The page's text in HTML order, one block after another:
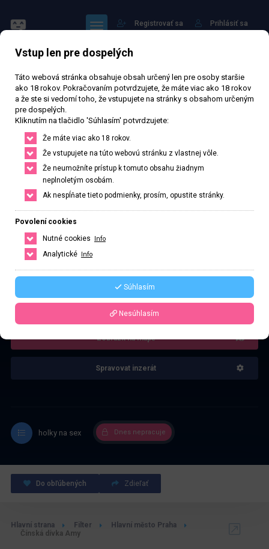
Prihlásiť sa
Registrovať sa
Čínská dívka Amy
75 666 zhlédnutí Ověřený inzerát Aktivní 42 dní
32 rokov 163cm 50kg Veľkosť C
Seifertova, 1042/14, Praha, Hlavní město Praha, Česká republika
+420 702887381
Řekněte že voláte z webu www.privatzone.com
Zobrazit na mapě
Spravovat inzerát
holky na sex Dnes nepracuje
Do obľúbených Zdieľať
Hlavní strana Filter
Hlavní město Praha
Čínská dívka Amy
Vstup len pre dospelých
Táto webová stránka obsahuje obsah určený len pre osoby staršie
ako 18 rokov. Pokračovaním potvrdzujete, že máte viac ako 18 rokov
a že ste si vedomí toho, že vstupujete na stránky s obsahom určeným
pre dospelých.
Kliknutím na tlačidlo 'Súhlasím' potvrdzujete:
Že máte viac ako 18 rokov.
Že vstupujete na túto webovú stránku z vlastnej vôle.
Že neumožníte prístup k tomuto obsahu žiadnym
neplnoletým osobám.
Ak nespĺňate tieto podmienky, prosím, opustite stránky.
Povolení cookies
Nutné cookies
Info
Analytické Info
Súhlasím
Nesúhlasím